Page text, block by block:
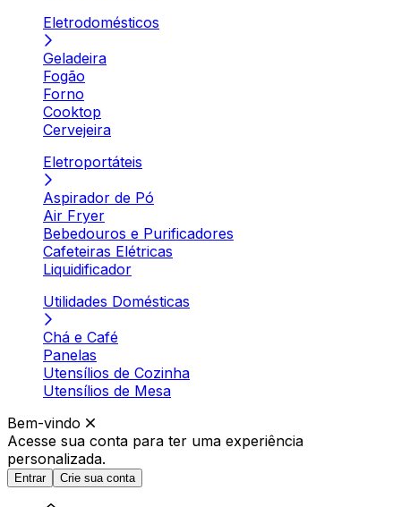
Eletrodomésticos
Geladeira
Fogão
Forno
Cooktop
Cervejeira
Eletroportáteis
Aspirador de Pó
Air Fryer
Bebedouros e Purificadores
Cafeteiras Elétricas
Liquidificador
Utilidades Domésticas
Chá e Café
Panelas
Utensílios de Cozinha
Utensílios de Mesa
Bem-vindo
Acesse sua conta para ter uma experiência
personalizada.
Entrar Crie sua conta